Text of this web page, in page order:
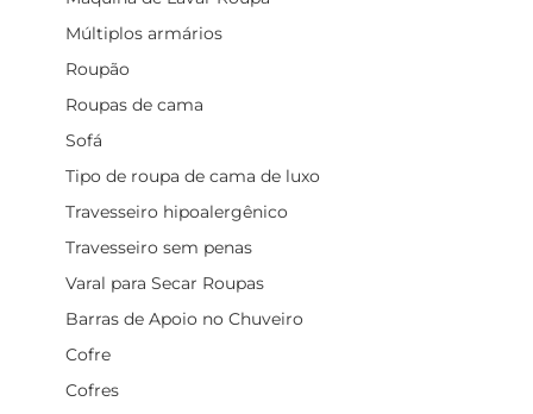
Múltiplos armários
Roupão
Roupas de cama
Sofá
Tipo de roupa de cama de luxo
Travesseiro hipoalergênico
Travesseiro sem penas
Varal para Secar Roupas
Barras de Apoio no Chuveiro
Cofre
Cofres